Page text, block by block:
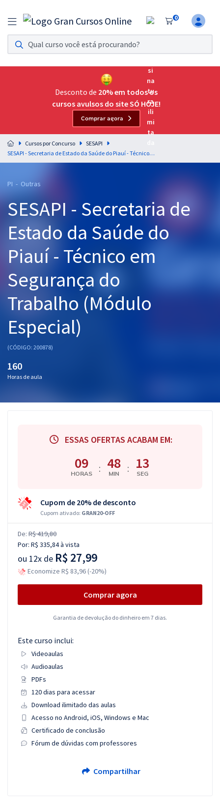
0
Assinatura Ilimitada 11
Acesso a todos os cursos. Teste grátis por 7 dias!
Assinatura OAB Até Passar
Acesso ilimitado a toda preparação para o Exame da
Residências Multiprofissionais
Preparação completa e intensiva para as principais
residências em saúde do Brasil
Cursos 20% OFF
Pós
Graduação
OAB
Mentorias
Questões grátis
Aprovados
Desconto de 20% em todos os
cursos avulsos do site SÓ HOJE!
Comprar agora
Cursos por Concurso
SESAPI
SESAPI - Secretaria de Estado da Saúde do Piauí - Técnico em Segurança do Trabalho (Módulo Especial)
PI - Outras
SESAPI - Secretaria de
Estado da Saúde do
Piauí - Técnico em
Segurança do
Trabalho (Módulo
Especial)
(CÓDIGO: 200878)
160
Horas de aula
ESSAS OFERTAS ACABAM EM:
09
HORAS : 48
MIN : 12
SEG
Cupom de 20% de desconto
Cupom ativado: GRAN20-OFF
De: R$ 419,80
Por: R$ 335,84à vista
ou 12x de R$ 27,99
Economize R$ 83,96 (-20%)
Comprar agora
Garantia de devolução do dinheiro em 7 dias.
Este curso inclui:
Videoaulas
Audioaulas
PDFs
120 dias para acessar
Download ilimitado das aulas
Acesso no Android, iOS, Windows e Mac
Certificado de conclusão
Fórum de dúvidas com professores
Compartilhar